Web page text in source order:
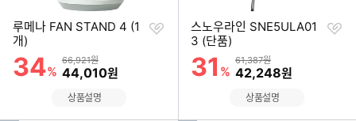
루메나 FAN STAND 4 (1
개)
할인률
34%
상품금액
66,921원
할인금액
44,010원
찜
상품설명
스노우라인 SNE5ULA01
3 (단품)
할인률
31 %
상품금액
61,387원
할인금액
42,248원
찜
상품설명